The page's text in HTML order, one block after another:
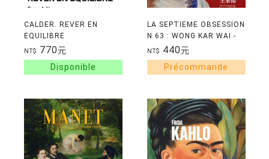
CALDER. REVER EN
EQUILIBRE
NT$ 770元
LA SEPTIEME OBSESSION
N 63 : WONG KAR WAI -
MARS/AVRIL 2026
NT$ 440元